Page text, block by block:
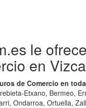
le
en
de Comercio en
Etxano, Bermeo,
Ondarroa, Ortuella,